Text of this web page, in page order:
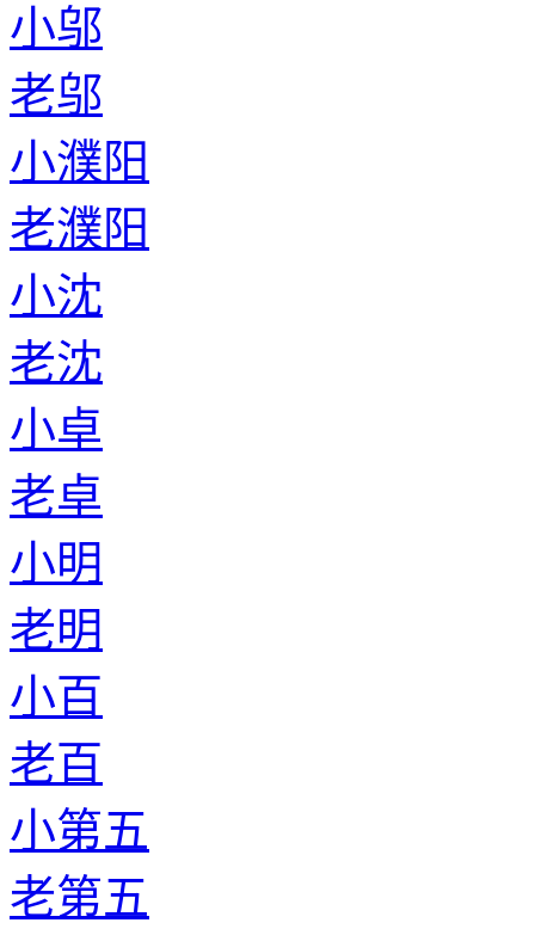
小邬
老邬
小濮阳
老濮阳
小沈
老沈
小卓
老卓
小明
老明
小百
老百
小第五
老第五